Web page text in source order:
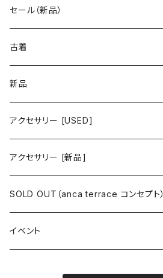
古着 秋冬コレクション
古着 春夏コレクション
セール（新品）
古着
ワンピース/ドレス
ワンピース
ミニワンピース
トップス
シャツ・ブラウス
ニット
ボトムス
スカート
パンツ
アウター
ジャケット
インナー
新品
ワンピース/ドレス
ワンピース
ミニワンピース
トップス
シャツ・ブラウス
オーバーサイズシャツ
ボトムス
スカート
アウター
アクセサリー [USED]
ピアス
イヤリング
イヤーカフ
アクセサリー [新品]
ピアス
イヤリング
SOLD OUT（anca terrace コンセプト）
コーデ買い
イベント